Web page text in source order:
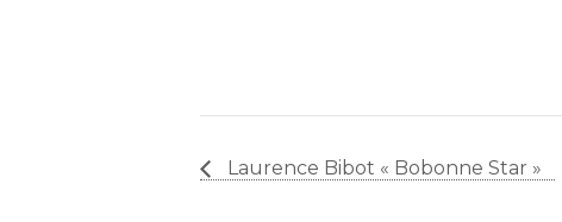
Laurence Bibot « Bobonne Star »